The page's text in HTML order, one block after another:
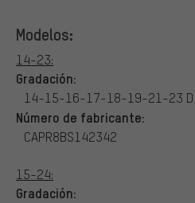
Modelos:
14-23:
Gradación:
14-15-16-17-18-19-21-23 D
Número de fabricante:
CAPR8BS142342
15-24:
Gradación: